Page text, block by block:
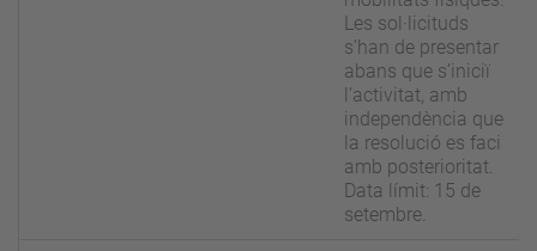
Les sol·licituds
s’han de presentar
abans que s’iniciï
l’activitat, amb
independència que
la resolució es faci
amb posterioritat.
Data límit: 15 de
setembre.